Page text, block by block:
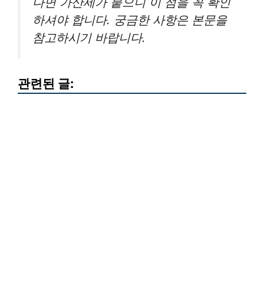
하셔야 합니다. 궁금한 사항은 본문을
참고하시기 바랍니다.
관련된 글: